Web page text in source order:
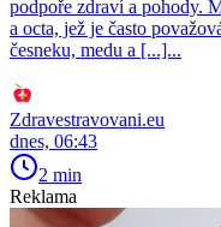
podpoře zdraví a pohody.
a octa, jež je často
česneku, medu a [...]...
Zdravestravovani.eu
dnes, 06:43
2 min
Reklama